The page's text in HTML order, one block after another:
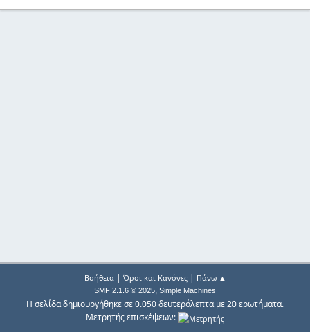
Βοήθεια| Όροι και Κανόνες| Πάνω ▲
SMF 2.1.6 © 2025, Simple Machines
Η σελίδα δημιουργήθηκε σε 0.050 δευτερόλεπτα με 20 ερωτήματα.
Μετρητής επισκέψεων: